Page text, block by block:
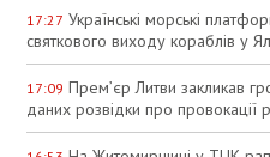
17:27 Українські морські
святкового виходу кораблів у
17:09 Прем’єр Литви закликав
даних розвідки про провокації